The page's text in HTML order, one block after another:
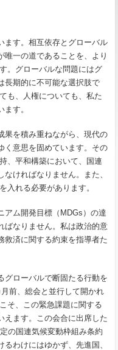
ます。相互依存とグローバル
唯一の道であることを、より
。グローバルな問題にはグ
長期的に不可能な選択肢で
も、人権についても、私た
す。
果を積み重ねながら、現代の
く意思を固めています。その
、平和構築において、国連
ければなりません。また、
入れる必要があります。
アム開発目標（MDGs）の達
ばなりません。私は政治的意
救済に関する約束を指導者た
グローバルで断固たる行動を
前、総会と並行して開かれ
そ、この緊急課題に関する
えます。この会合に出席した
の国連気候変動枠組み条約
わけにはゆかず、先進国、